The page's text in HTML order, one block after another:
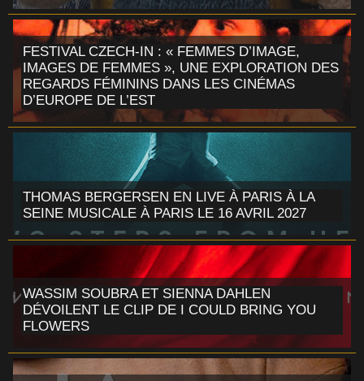
FESTIVAL CZECH-IN : « FEMMES D’IMAGE,
IMAGES DE FEMMES », UNE EXPLORATION DES
REGARDS FÉMININS DANS LES CINÉMAS
D’EUROPE DE L’EST
THOMAS BERGERSEN EN LIVE À PARIS À LA
SEINE MUSICALE À PARIS LE 16 AVRIL 2027
WASSIM SOUBRA ET SIENNA DAHLEN
DÉVOILENT LE CLIP DE I COULD BRING YOU
FLOWERS